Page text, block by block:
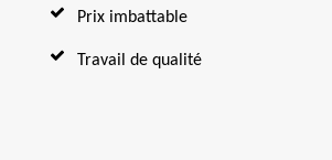
Prix imbattable
Travail de qualité